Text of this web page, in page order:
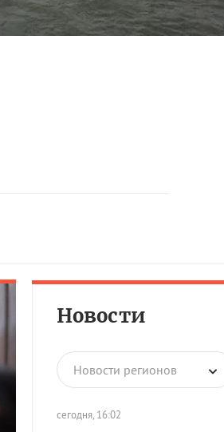
Новости
Новости регионов
сегодня, 16:02